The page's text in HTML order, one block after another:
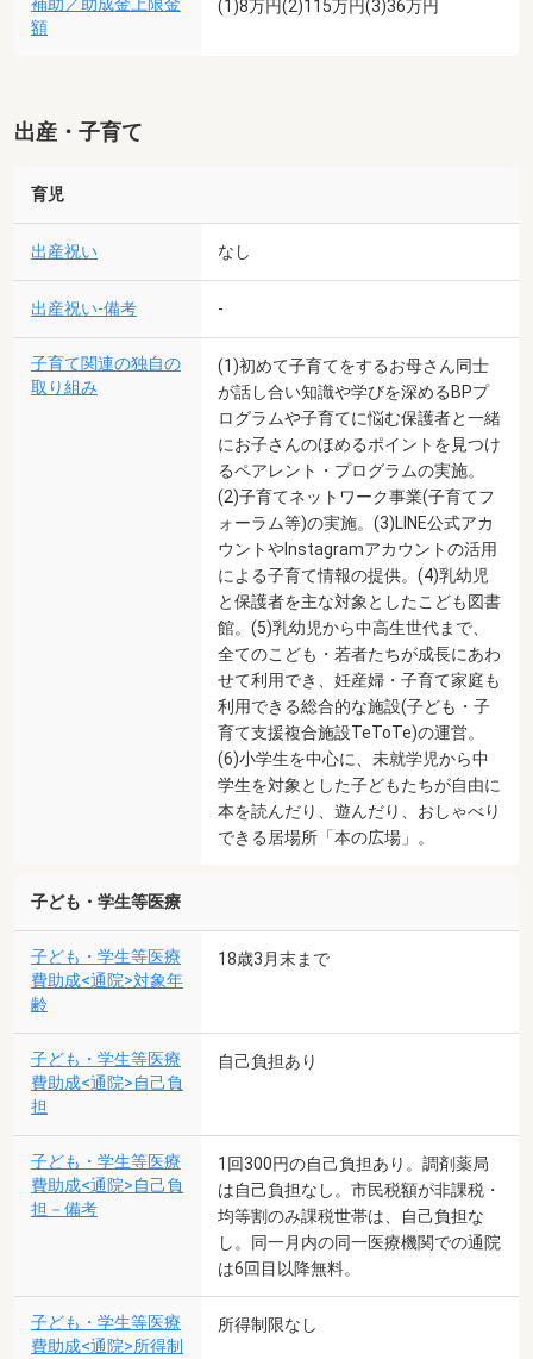
補助／助成金上限金
額
(1)8万円(2)115万円(3)36万円
出産・子育て
育児
出産祝い なし
出産祝い-備考 -
子育て関連の独自の
取り組み
(1)初めて子育てをするお母さん同士
が話し合い知識や学びを深めるBPプ
ログラムや子育てに悩む保護者と一緒
にお子さんのほめるポイントを見つけ
るペアレント・プログラムの実施。
(2)子育てネットワーク事業(子育てフ
ォーラム等)の実施。(3)LINE公式アカ
ウントやInstagramアカウントの活用
による子育て情報の提供。(4)乳幼児
と保護者を主な対象としたこども図書
館。(5)乳幼児から中高生世代まで、
全てのこども・若者たちが成長にあわ
せて利用でき、妊産婦・子育て家庭も
利用できる総合的な施設(子ども・子
育て支援複合施設TeToTe)の運営。
(6)小学生を中心に、未就学児から中
学生を対象とした子どもたちが自由に
本を読んだり、遊んだり、おしゃべり
できる居場所「本の広場」。
子ども・学生等医療
子ども・学生等医療
費助成<通院>対象年
齢
18歳3月末まで
子ども・学生等医療
費助成<通院>自己負
担
自己負担あり
子ども・学生等医療
費助成<通院>自己負
担－備考
1回300円の自己負担あり。調剤薬局
は自己負担なし。市民税額が非課税・
均等割のみ課税世帯は、自己負担な
し。同一月内の同一医療機関での通院
は6回目以降無料。
子ども・学生等医療
費助成<通院>所得制
所得制限なし